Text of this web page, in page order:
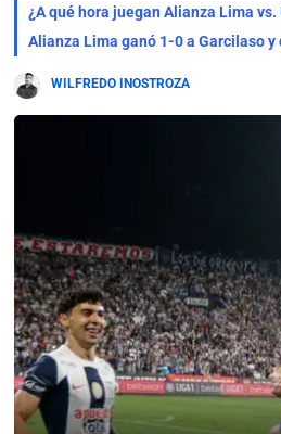
¿A qué hora juegan Alianza Lima
Alianza Lima ganó 1-0 a Garcilaso
WILFREDO INOSTROZA